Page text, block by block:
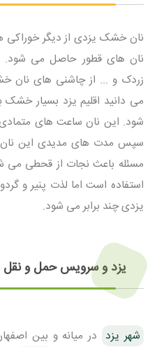
نان خشک یزدی از دیگر
نان های قطور حاصل می شود.
زردک و ... از چاشنی های نان
می دانید اقلیم یزد بسیار
شود. این نان ساعت های
سپس مدت های مدیدی این
مسئله باعث نجات از قحطی می
استفاده است اما لذت پنیر و
یزدی چند برابر می شود.
یزد و سرویس حمل و نقل
شهر یزد